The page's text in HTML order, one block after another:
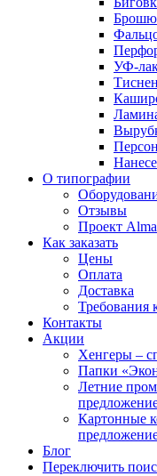
УФ-
О типографии
Отзывы
Проект
Как заказать
Цены
Оплата
Доставка
Требования
Контакты
Акции
Хенгеры –
Папки
Летние
Картонные
Блог
Переключить